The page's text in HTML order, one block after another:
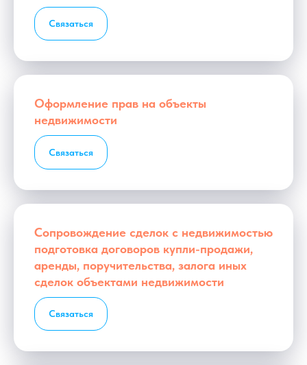
Связаться
Оформление прав на объекты
недвижимости
Связаться
Сопровождение сделок с недвижимостью
подготовка договоров купли-продажи,
аренды, поручительства, залога иных
сделок объектами недвижимости
Связаться